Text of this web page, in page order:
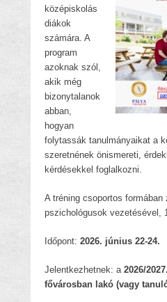
középiskolás
diákok
számára. A
program
azoknak szól,
akik még
bizonytalanok
abban,
hogyan
folytassák tanulmányaikat a
szeretnének önismereti,
kérdésekkel foglalkozni.
A tréning csoportos
pszichológusok vezetésével,
Időpont: 2026. június 22-24.
Jelentkezhetnek: a 2026/
fővárosban lakó (vagy